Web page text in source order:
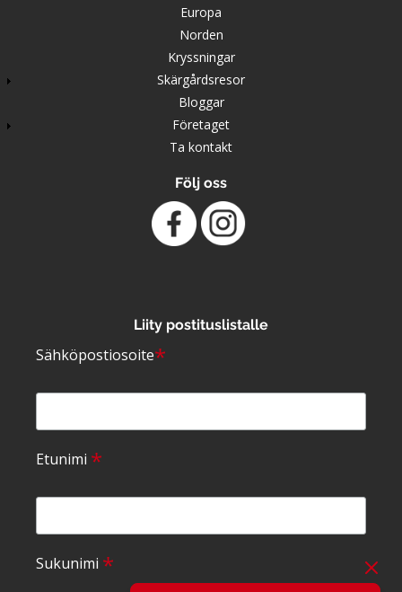
Europa
Norden
Kryssningar
Skärgårdsresor
Bloggar
Företaget
Ta kontakt
Följ oss
Liity postituslistalle
Sähköpostiosoite*
Etunimi *
Sukunimi *